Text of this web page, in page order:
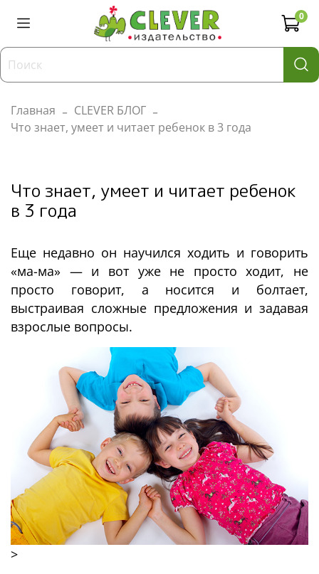
0
Главная
CLEVER БЛОГ
Что знает, умеет и читает ребенок в 3 года
Что знает, умеет и читает ребенок
в 3 года
Еще недавно он научился ходить и говорить
«ма-ма» — и вот уже не просто ходит, не
просто говорит, а носится и болтает,
выстраивая сложные предложения и задавая
взрослые вопросы.
>